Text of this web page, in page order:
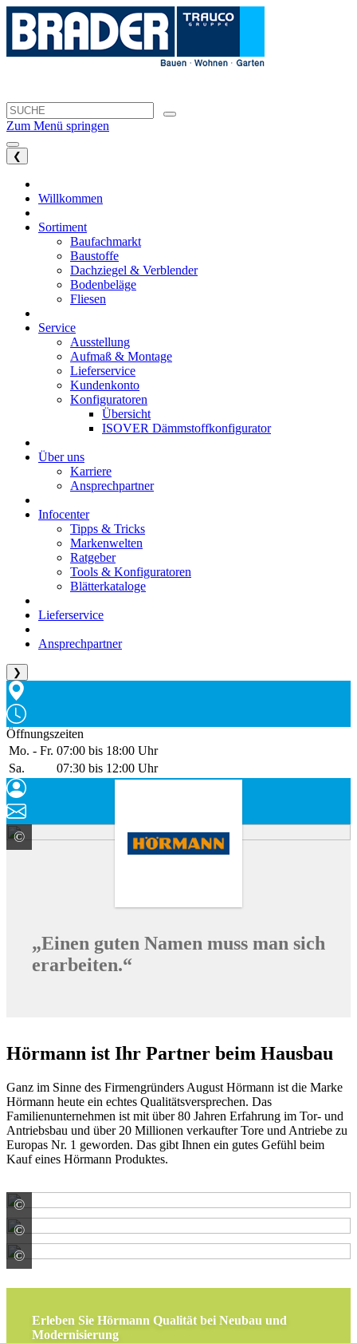
Zum Menü springen
❮
Willkommen
Sortiment
Baufachmarkt
Baustoffe
Dachziegel & Verblender
Bodenbeläge
Fliesen
Service
Ausstellung
Aufmaß & Montage
Lieferservice
Kundenkonto
Konfiguratoren
Übersicht
ISOVER Dämmstoffkonfigurator
Über uns
Karriere
Ansprechpartner
Infocenter
Tipps & Tricks
Markenwelten
Ratgeber
Tools & Konfiguratoren
Blätterkataloge
Lieferservice
Ansprechpartner
❯
Öffnungszeiten
Mo. - Fr. 07:00 bis 18:00 Uhr
Sa.
07:30 bis 12:00 Uhr
© HÖRMANN KG Verkaufsgesellschaft
„Einen guten Namen muss man sich
erarbeiten.“
Hörmann ist Ihr Partner beim Hausbau
Ganz im Sinne des Firmengründers August Hörmann ist die Marke
Hörmann heute ein echtes Qualitätsversprechen. Das
Familienunternehmen ist mit über 80 Jahren Erfahrung im Tor- und
Antriebsbau und über 20 Millionen verkaufter Tore und Antriebe zu
Europas Nr. 1 geworden. Das gibt Ihnen ein gutes Gefühl beim
Kauf eines Hörmann Produktes.
© HÖRMANN KG Verkaufsgesellschaft
© HÖRMANN KG Verkaufsgesellschaft
© HÖRMANN KG Verkaufsgesellschaft
Erleben Sie Hörmann Qualität bei Neubau und
Modernisierung